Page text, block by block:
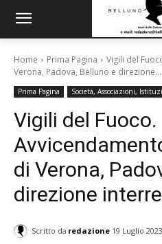
Home Prima Pagina
Vigili del
Verona, Padova, Belluno e direzione...
Prima Pagina Società, Associazioni,
Vigili del Fuoco.
di Verona,
direzione
Scritto da redazione 19 Luglio 2023